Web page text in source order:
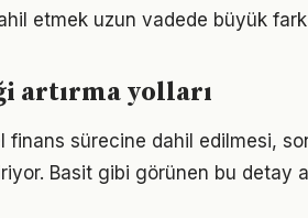
etmek uzun vadede büyük fark
artırma yolları
sürecine dahil edilmesi,
Basit gibi görünen bu detay